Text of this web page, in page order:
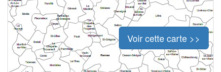
Voir cette carte >>